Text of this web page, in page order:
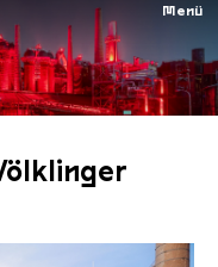
Menü
in Rot